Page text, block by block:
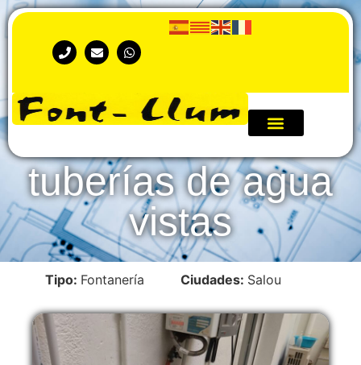
Instalación de
tuberías de agua
vistas
Tipo: Fontanería Ciudades: Salou